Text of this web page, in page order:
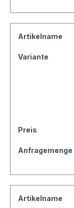
Artikelname
Variante
Preis
Anfragemenge
Artikelname